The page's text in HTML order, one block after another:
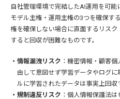
自社管理環境で完結したAI運用を可能
モデル主権・運用主権の3つを確保す
権を確保しない場合に直面するリス
すると回収が困難なものです。
・情報漏洩リスク ：機密情報・顧客
由して意図せず学習データやログ
ルに学習されたデータは事実上回収
・規制違反リスク ：個人情報保護法